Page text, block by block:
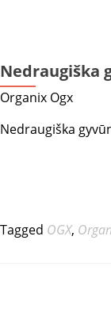
Nedraugiška
Organix Ogx
Nedraugiška
Tagged OGX,